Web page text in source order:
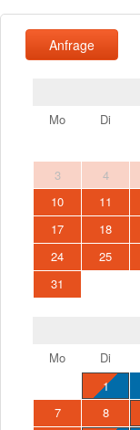
Anfrage
Mo
Di
3
4
10
11
17
18
24
25
31
Mo
Di
1
7
8